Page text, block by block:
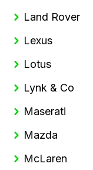
Land Rover
Lexus
Lotus
Lynk & Co
Maserati
Mazda
McLaren